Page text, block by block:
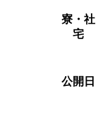
寮・社
宅
公開日